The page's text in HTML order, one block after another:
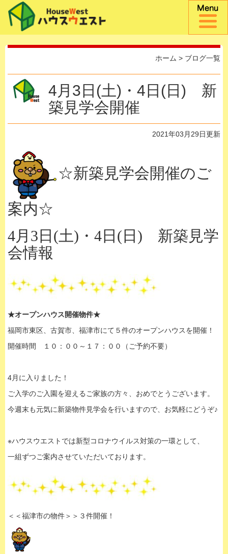
ホーム > ブログ一覧
4月3日(土)・4日(日) 新
築見学会開催
2021年03月29日更新
☆新築見学会開催のご
案内☆
4月3日(土)・4日(日) 新築見学
会情報
★オープンハウス開催物件★
福岡市東区、古賀市、福津市にて５件のオープンハウスを開催！
開催時間 １０：００～１７：００（ご予約不要）
4月に入りました！
ご入学のご入園を迎えるご家族の方々、おめでとうございます。
今週末も元気に新築物件見学会を行いますので、お気軽にどうぞ♪
※ハウスウエストでは新型コロナウイルス対策の一環として、
一組ずつご案内させていただいております。
＜＜福津市の物件＞＞３件開催！